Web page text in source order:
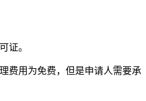
证。
费用为免费，但是申请人需要承